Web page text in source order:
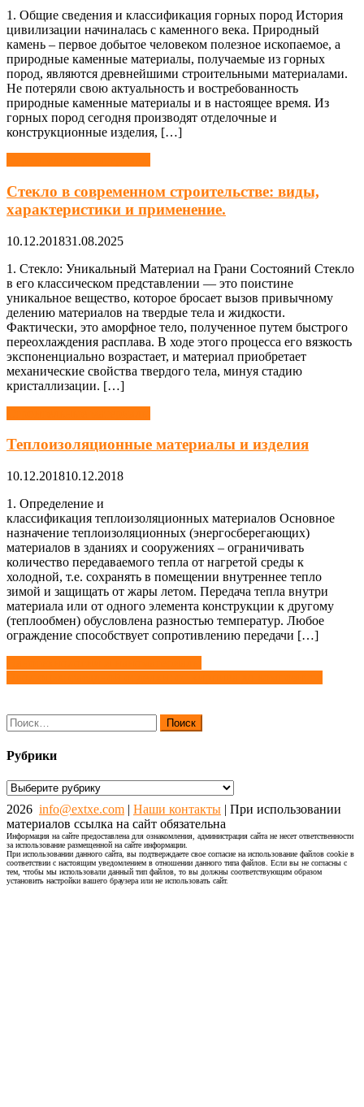
1. Общие сведения и классификация горных пород История
цивилизации начиналась с каменного века. Природный
камень – первое добытое человеком полезное ископаемое, а
природные каменные материалы, получаемые из горных
пород, являются древнейшими строительными материалами.
Не потеряли свою актуальность и востребованность
природные каменные материалы и в настоящее время. Из
горных пород сегодня производят отделочные и
конструкционные изделия, […]
Стекло в современном строительстве: виды,
характеристики и применение.
10.12.201831.08.2025
1. Стекло: Уникальный Материал на Грани Состояний Стекло
в его классическом представлении — это поистине
уникальное вещество, которое бросает вызов привычному
делению материалов на твердые тела и жидкости.
Фактически, это аморфное тело, полученное путем быстрого
переохлаждения расплава. В ходе этого процесса его вязкость
экспоненциально возрастает, и материал приобретает
механические свойства твердого тела, минуя стадию
кристаллизации. […]
Теплоизоляционные материалы и изделия
10.12.201810.12.2018
1. Определение и
классификация теплоизоляционных материалов Основное
назначение теплоизоляционных (энергосберегающих)
материалов в зданиях и сооружениях – ограничивать
количество передаваемого тепла от нагретой среды к
холодной, т.е. сохранять в помещении внутреннее тепло
зимой и защищать от жары летом. Передача тепла внутри
материала или от одного элемента конструкции к другому
(теплообмен) обусловлена разностью температур. Любое
ограждение способствует сопротивлению передачи […]
Навигация
по
записям
Найти:
Рубрики
Рубрики
2026 info@extxe.com Наши контакты | При использовании
материалов ссылка на сайт обязательна
Информация на сайте предоставлена для ознакомления, администрация сайта не несет ответственности
за использование размещенной на сайте информации.
При использовании данного сайта, вы подтверждаете свое согласие на использование файлов cookie в
соответствии с настоящим уведомлением в отношении данного типа файлов. Если вы не согласны с
тем, чтобы мы использовали данный тип файлов, то вы должны соответствующим образом
установить настройки вашего браузера или не использовать сайт.